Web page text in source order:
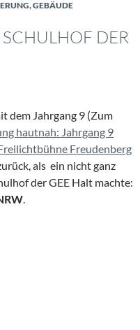
,GEBÄUDE
DER
dem Jahrgang 9 (Zum
hautnah: Jahrgang 9
Freudenberg
als ein nicht ganz
der GEE Halt machte:
.